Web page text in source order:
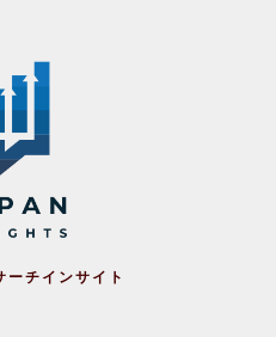
ーチインサイト